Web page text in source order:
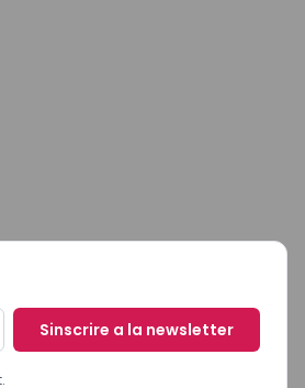
Sinscrire a la newsletter